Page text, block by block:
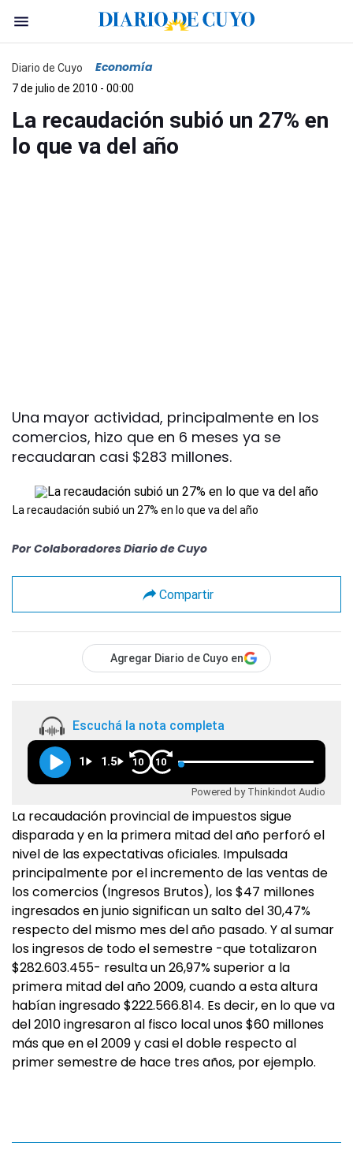
Diario de Cuyo Economía
7 de julio de 2010 - 00:00
La recaudación subió un 27% en
lo que va del año
Una mayor actividad, principalmente en los
comercios, hizo que en 6 meses ya se
recaudaran casi $283 millones.
La recaudación subió un 27% en lo que va del año
Por Colaboradores Diario de Cuyo
Compartir
Agregar Diario de Cuyo en
Escuchá la nota completa
1 1.5 10 10
Powered by Thinkindot Audio
La recaudación provincial de impuestos sigue
disparada y en la primera mitad del año perforó el
nivel de las expectativas oficiales. Impulsada
principalmente por el incremento de las ventas de
los comercios (Ingresos Brutos), los $47 millones
ingresados en junio significan un salto del 30,47%
respecto del mismo mes del año pasado. Y al sumar
los ingresos de todo el semestre -que totalizaron
$282.603.455- resulta un 26,97% superior a la
primera mitad del año 2009, cuando a esta altura
habían ingresado $222.566.814. Es decir, en lo que va
del 2010 ingresaron al fisco local unos $60 millones
más que en el 2009 y casi el doble respecto al
primer semestre de hace tres años, por ejemplo.